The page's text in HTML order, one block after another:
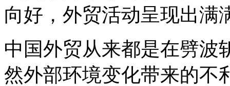
向好，外贸活动呈现出满
中国外贸从来都是在劈波
然外部环境变化带来的不